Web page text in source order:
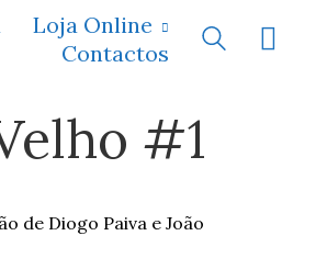
Loja Online
Contactos
#1
de Diogo Paiva e João